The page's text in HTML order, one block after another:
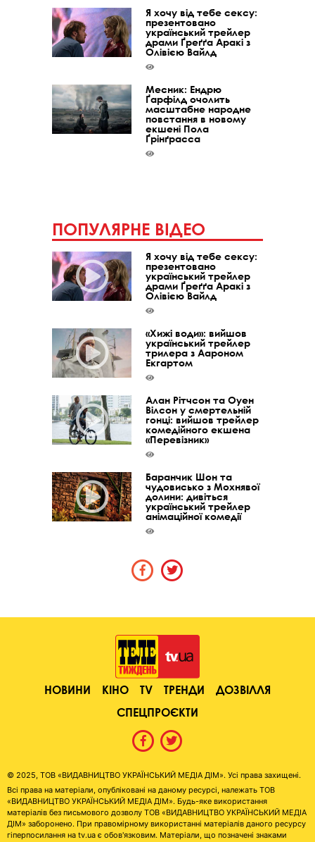
Я хочу від тебе сексу:
презентовано
український трейлер
драми Ґреґґа Аракі з
Олівією Вайлд
Месник: Ендрю
Ґарфілд очолить
масштабне народне
повстання в новому
екшені Пола
Ґрінґрасса
ПОПУЛЯРНЕ ВІДЕО
Я хочу від тебе сексу:
презентовано
український трейлер
драми Ґреґґа Аракі з
Олівією Вайлд
«Хижі води»: вийшов
український трейлер
трилера з Аароном
Екгартом
Алан Рітчсон та Оуен
Вілсон у смертельній
гонці: вийшов трейлер
комедійного екшена
«Перевізник»
Баранчик Шон та
чудовисько з Мохнявої
долини: дивіться
український трейлер
анімаційної комедії
НОВИНИ КІНО TV ТРЕНДИ
ДОЗВІЛЛЯ
СПЕЦПРОЄКТИ
© 2025, ТОВ «ВИДАВНИЦТВО УКРАЇНСЬКИЙ МЕДІА ДІМ». Усі права захищені.
Всі права на матеріали, опубліковані на даному ресурсі, належать ТОВ
«ВИДАВНИЦТВО УКРАЇНСЬКИЙ МЕДІА ДІМ». Будь-яке використання
матеріалів без письмового дозволу ТОВ «ВИДАВНИЦТВО УКРАЇНСЬКИЙ МЕДІА
ДІМ» заборонено. При правомірному використанні матеріалів даного ресурсу
гіперпосилання на tv.ua є обов'язковим. Матеріали, що позначені знаками